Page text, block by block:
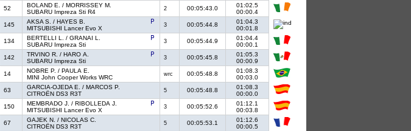
52
BOLAND E. / MORRISSEY M.
SUBARU Impreza Sti R4
2 00:05:43.0
01:02.5
00:00.4
145
AKSA S. / HAYES B.
MITSUBISHI Lancer Evo X
3 00:05:44.8
01:04.3
00:01.8
134
BERTELLI L. / GRANAI L.
SUBARU Impreza Sti
3 00:05:44.9
01:04.4
00:00.1
142
TRVINO R. / HARO A.
SUBARU Impreza Sti
3 00:05:45.8
01:05.3
00:00.9
14
NOBRE P. / PAULA E.
MINI John Cooper Works WRC
wrc 00:05:48.8
01:08.3
00:03.0
63
GARCIA-OJEDA E. / MARCOS P.
CITROËN DS3 R3T
5 00:05:48.8
01:08.3
00:00.0
150
MEMBRADO J. / RIBOLLEDA J.
MITSUBISHI Lancer Evo X
3 00:05:52.6
01:12.1
00:03.8
67
GAJEK N. / NICOLAS C.
CITROËN DS3 R3T
5 00:05:53.1
01:12.6
00:00.5